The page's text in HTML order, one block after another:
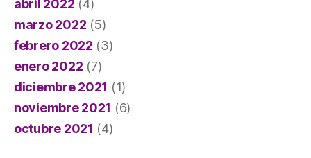
abril 2022 (4)
marzo 2022 (5)
febrero 2022 (3)
enero 2022 (7)
diciembre 2021 (1)
noviembre 2021 (6)
octubre 2021 (4)